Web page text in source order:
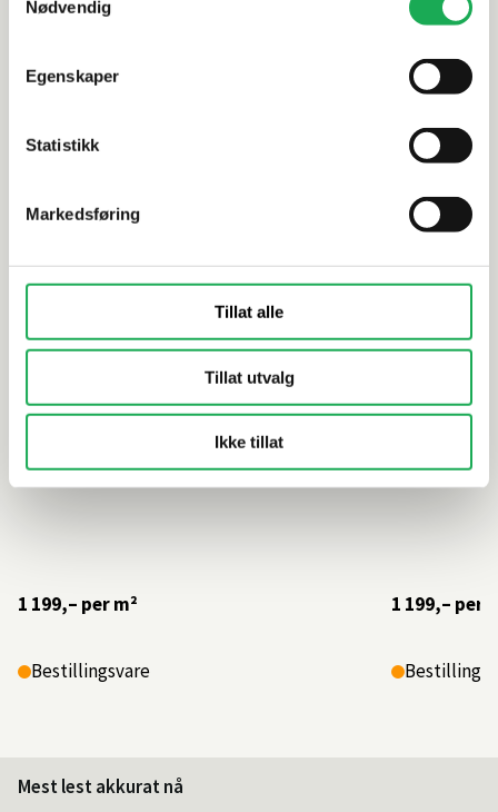
Nødvendig
Egenskaper
Statistikk
Markedsføring
Tillat alle
Tillat utvalg
Ikke tillat
1 199,– per m²
Bestillingsvare
Logico,
SANT'
1 199,– per
Mest lest akkurat nå